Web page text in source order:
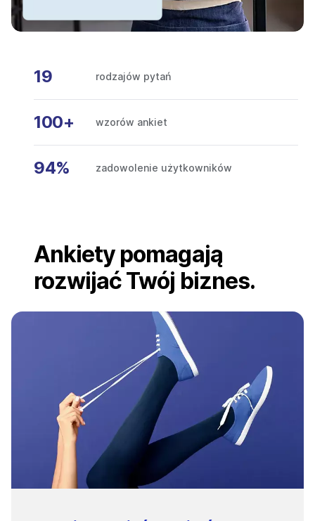
19 rodzajów pytań
100+ wzorów ankiet
94% zadowolenie użytkowników
Ankiety pomagają
rozwijać Twój biznes.